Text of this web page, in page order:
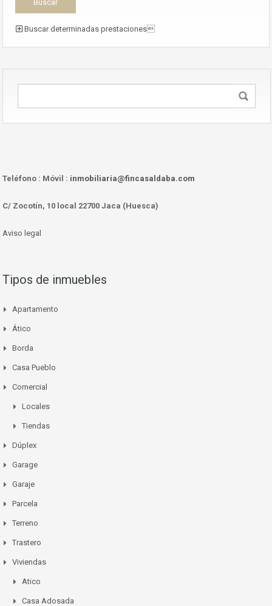
Buscar determinadas prestaciones
Teléfono : Móvil : inmobiliaria@fincasaldaba.com
C/ Zocotín, 10 local 22700 Jaca (Huesca)
Aviso legal
Tipos de inmuebles
Apartamento
Ático
Borda
Casa Pueblo
Comercial
Locales
Tiendas
Dúplex
Garage
Garaje
Parcela
Terreno
Trastero
Viviendas
Atico
Casa Adosada